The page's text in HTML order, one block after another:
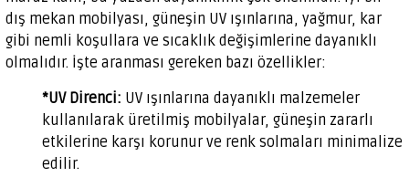
dış mekan mobilyası, güneşin UV ışınlarına, yağmur, kar
gibi nemli koşullara ve sıcaklık değişimlerine dayanıklı
olmalıdır. İşte aranması gereken bazı özellikler:
*UV Direnci: UV ışınlarına dayanıklı malzemeler
kullanılarak üretilmiş mobilyalar, güneşin zararlı
etkilerine karşı korunur ve renk solmaları minimalize
edilir.